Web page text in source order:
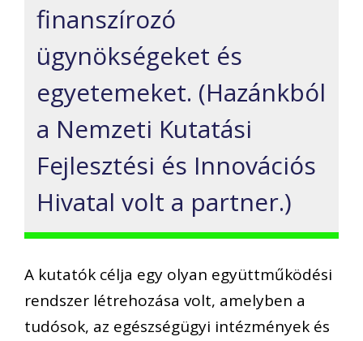
finanszírozó
ügynökségeket és
egyetemeket. (Hazánkból
a Nemzeti Kutatási
Fejlesztési és Innovációs
Hivatal volt a partner.)
A kutatók célja egy olyan együttműködési
rendszer létrehozása volt, amelyben a
tudósok, az egészségügyi intézmények és